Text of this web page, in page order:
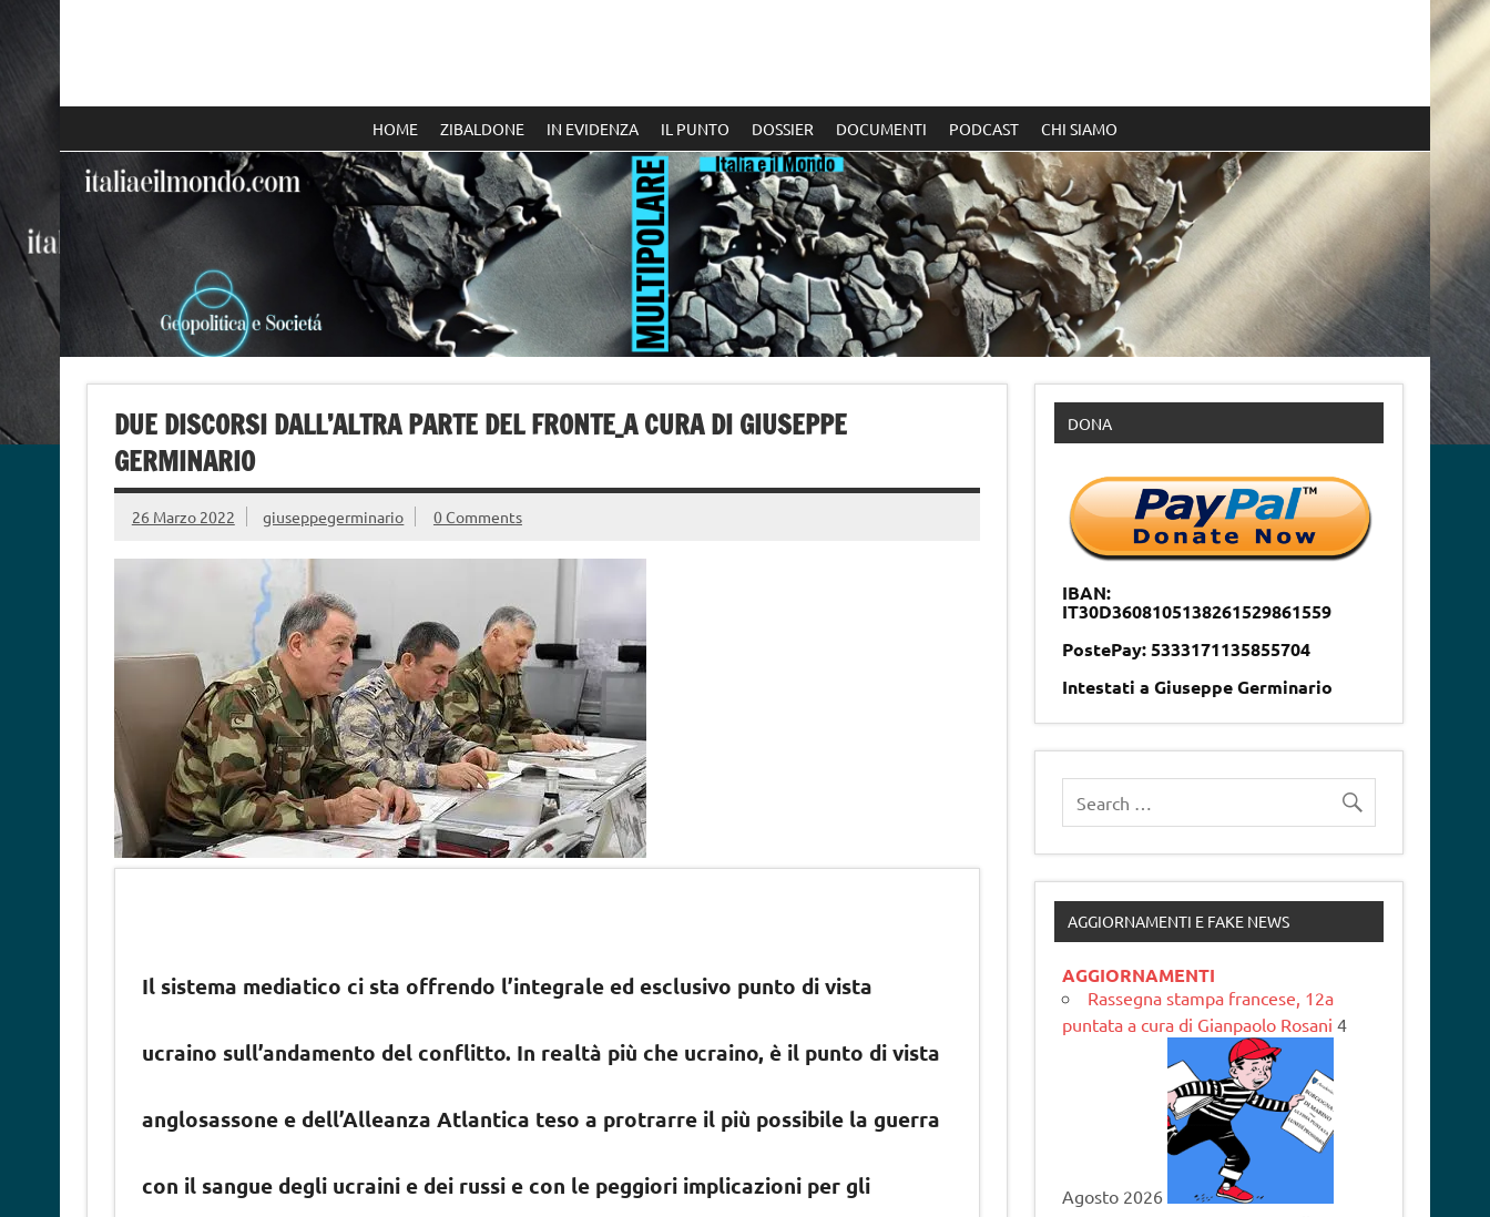
HOME ZIBALDONE IN EVIDENZA IL PUNTO DOSSIER DOCUMENTI PODCAST CHI SIAMO
DUE DISCORSI DALL’ALTRA PARTE DEL FRONTE_A CURA DI GIUSEPPE
GERMINARIO
26 Marzo 2022 giuseppegerminario 0 Comments
Il sistema mediatico ci sta offrendo l’integrale ed esclusivo punto di vista
ucraino sull’andamento del conflitto. In realtà più che ucraino, è il punto di vista
anglosassone e dell’Alleanza Atlantica teso a protrarre il più possibile la guerra
con il sangue degli ucraini e dei russi e con le peggiori implicazioni per gli
DONA
IBAN:
IT30D3608105138261529861559
PostePay: 5333171135855704
Intestati a Giuseppe Germinario
AGGIORNAMENTI E FAKE NEWS
AGGIORNAMENTI
Rassegna stampa francese, 12a
puntata a cura di Gianpaolo Rosani 4
Agosto 2026